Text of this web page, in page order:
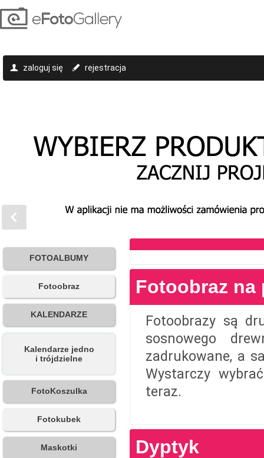
zaloguj się rejestracja
FOTOALBUMY
Fotoobraz
KALENDARZE
Kalendarze jedno
i trójdzielne
FotoKoszulka
Fotokubek
Maskotki
Fotoobraz na
Fotoobrazy są
sosnowego
zadrukowane, a
Wystarczy
teraz.
Dyptyk